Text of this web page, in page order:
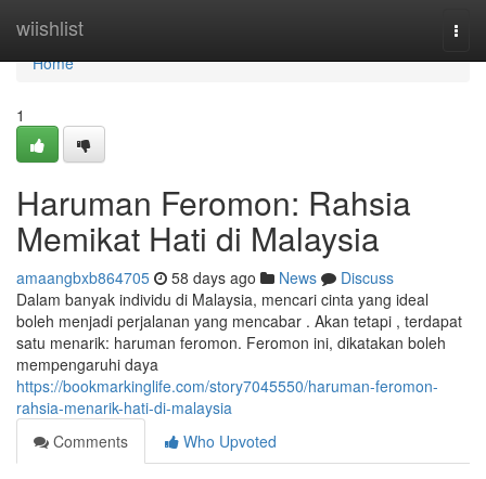
wiishlist
Home
Home
1
Haruman Feromon: Rahsia
Memikat Hati di Malaysia
amaangbxb864705 58 days ago News
Discuss
Dalam banyak individu di Malaysia, mencari cinta yang ideal
boleh menjadi perjalanan yang mencabar . Akan tetapi , terdapat
satu menarik: haruman feromon. Feromon ini, dikatakan boleh
mempengaruhi daya
https://bookmarkinglife.com/story7045550/haruman-feromon-
rahsia-menarik-hati-di-malaysia
Comments
Who Upvoted